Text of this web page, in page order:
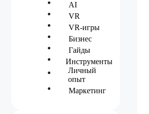
AI
VR
VR-игры
Бизнес
Гайды
Инструменты
Личный
опыт
Маркетинг